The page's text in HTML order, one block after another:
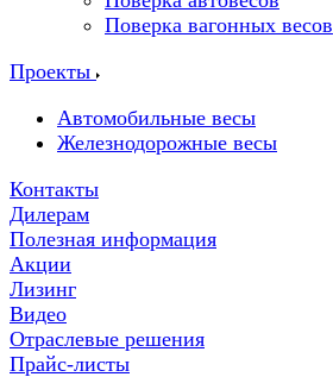
Поверка вагонных весов
Проекты
Автомобильные весы
Железнодорожные весы
Контакты
Дилерам
Полезная информация
Акции
Лизинг
Видео
Отраслевые решения
Прайс-листы